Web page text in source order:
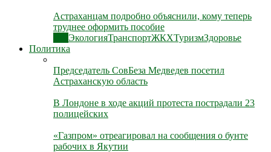
Астраханцам подробно объяснили, кому теперь
труднее оформить пособие
ЭкологияТранспортЖКХТуризмЗдоровье
Политика
Председатель СовБеза Медведев посетил
Астраханскую область
В Лондоне в ходе акций протеста пострадали 23
полицейских
«Газпром» отреагировал на сообщения о бунте
рабочих в Якутии